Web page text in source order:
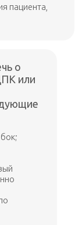
пациента,
о
или